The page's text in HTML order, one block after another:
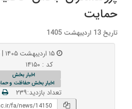
حمایت
تاریخ 13 اردیبهشت 1405
کد : ۱۴۱۵۰
اخبار بخش
اخبار بخش حفاظت و
تعداد بازدید:۲۳۹